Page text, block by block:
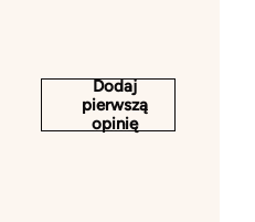
Dodaj
pierwszą
opinię